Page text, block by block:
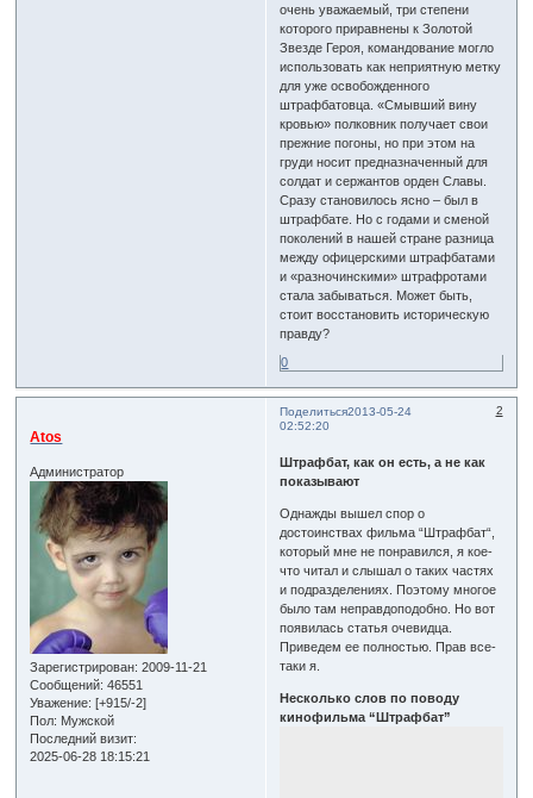
очень уважаемый, три степени
которого приравнены к Золотой
Звезде Героя, командование могло
использовать как неприятную метку
для уже освобожденного
штрафбатовца. «Смывший вину
кровью» полковник получает свои
прежние погоны, но при этом на
груди носит предназначенный для
солдат и сержантов орден Славы.
Сразу становилось ясно – был в
штрафбате. Но с годами и сменой
поколений в нашей стране разница
между офицерскими штрафбатами
и «разночинскими» штрафротами
стала забываться. Может быть,
стоит восстановить историческую
правду?
0
Поделиться 2
2013-05-24
02:52:20
Atos
Администратор
Зарегистрирован: 2009-11-21
Сообщений: 46551
Уважение: [+915/-2]
Пол: Мужской
Последний визит:
2025-06-28 18:15:21
Штрафбат, как он есть, а не как
показывают
Однажды вышел спор о
достоинствах фильма “Штрафбат“,
который мне не понравился, я кое-
что читал и слышал о таких частях
и подразделениях. Поэтому многое
было там неправдоподобно. Но вот
появилась статья очевидца.
Приведем ее полностью. Прав все-
таки я.
Несколько слов по поводу
кинофильма “Штрафбат”